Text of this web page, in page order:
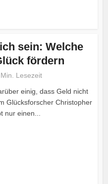
sein: Welche
fördern
Lesezeit
einig, dass Geld nicht
Glücksforscher Christopher
nur einen...